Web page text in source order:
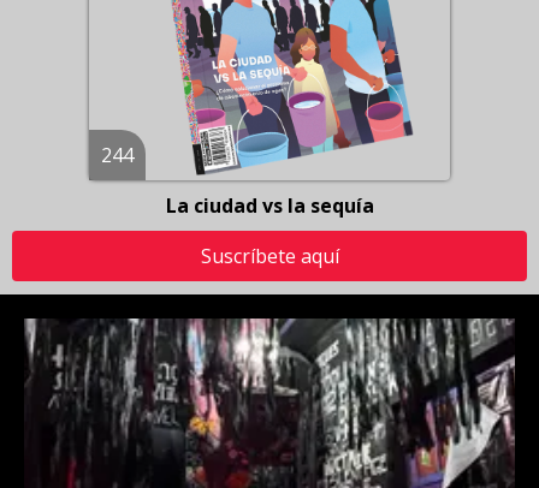
244
La ciudad vs la sequía
Suscríbete aquí